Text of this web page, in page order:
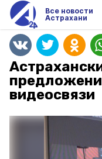
Все новости
Астрахани
видеосвязи